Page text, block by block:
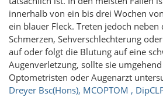
innerhalb von ein bis drei Wochen
ein blauer Fleck. Treten jedoch neben
Schmerzen, Sehverschlechterung
auf oder folgt die Blutung auf eine
Augenverletzung, sollte sie
Optometristen oder Augenarzt
Dreyer Bsc(Hons), MCOPTOM ,